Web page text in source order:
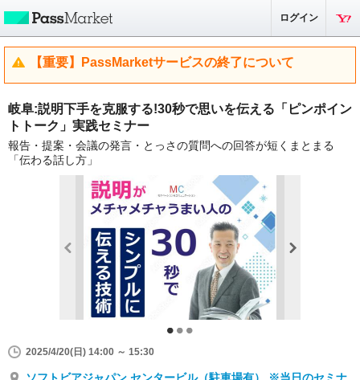
ログイン
【重要】PassMarketサービスの終了について
岐阜:説明下手を克服する!30秒で思いを伝える「ピンポイン
トトーク」実践セミナー
報告・提案・会議の発言・とっさの質問への回答が短くまとまる
「伝わる話し方」
2025/4/20(日) 14:00 ～ 15:30